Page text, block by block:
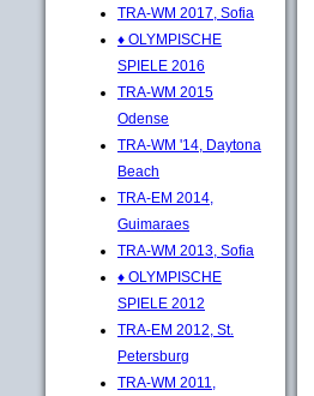
TRA-WM 2017, Sofia
♦ OLYMPISCHE
SPIELE 2016
TRA-WM 2015
Odense
TRA-WM '14, Daytona
Beach
TRA-EM 2014,
Guimaraes
TRA-WM 2013, Sofia
♦ OLYMPISCHE
SPIELE 2012
TRA-EM 2012, St.
Petersburg
TRA-WM 2011,